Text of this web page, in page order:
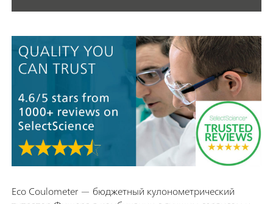
Eco Coulometer — бюджетный кулонометрический